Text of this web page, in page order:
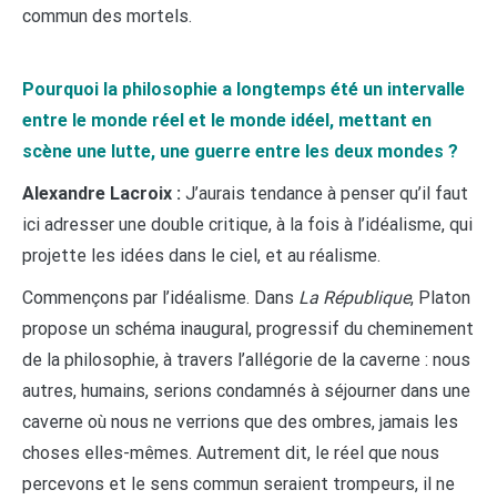
commun des mortels.
Pourquoi la philosophie a longtemps été un intervalle
entre le monde réel et le monde idéel, mettant en
scène une lutte, une guerre entre les deux mondes ?
Alexandre Lacroix : J’aurais tendance à penser qu’il faut
ici adresser une double critique, à la fois à l’idéalisme, qui
projette les idées dans le ciel, et au réalisme.
Commençons par l’idéalisme. Dans La République, Platon
propose un schéma inaugural, progressif du cheminement
de la philosophie, à travers l’allégorie de la caverne : nous
autres, humains, serions condamnés à séjourner dans une
caverne où nous ne verrions que des ombres, jamais les
choses elles-mêmes. Autrement dit, le réel que nous
percevons et le sens commun seraient trompeurs, il ne